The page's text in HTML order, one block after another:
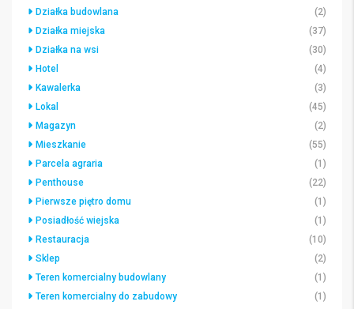
Działka budowlana
(2)
Działka miejska
(37)
Działka na wsi
(30)
Hotel
(4)
Kawalerka
(3)
Lokal
(45)
Magazyn
(2)
Mieszkanie
(55)
Parcela agraria
(1)
Penthouse
(22)
Pierwsze piętro domu
(1)
Posiadłość wiejska
(1)
Restauracja
(10)
Sklep
(2)
Teren komercialny budowlany
(1)
Teren komercialny do zabudowy
(1)